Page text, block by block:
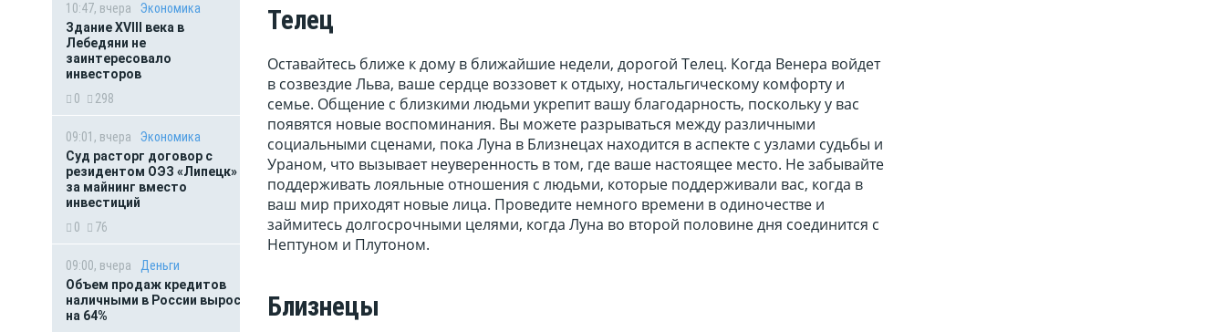
10:47, вчера
Экономика
Здание XVIII века в
Лебедяни не
заинтересовало
инвесторов
0
298
09:01, вчера
Экономика
Суд расторг договор с
резидентом ОЭЗ «Липецк»
за майнинг вместо
инвестиций
0
76
09:00, вчера
Деньги
Объем продаж кредитов
наличными в России вырос
на 64%
Телец
Оставайтесь ближе к дому в ближайшие недели, дорогой Телец. Когда Венера войдет
в созвездие Льва, ваше сердце воззовет к отдыху, ностальгическому комфорту и
семье. Общение с близкими людьми укрепит вашу благодарность, поскольку у вас
появятся новые воспоминания. Вы можете разрываться между различными
социальными сценами, пока Луна в Близнецах находится в аспекте с узлами судьбы и
Ураном, что вызывает неуверенность в том, где ваше настоящее место. Не забывайте
поддерживать лояльные отношения с людьми, которые поддерживали вас, когда в
ваш мир приходят новые лица. Проведите немного времени в одиночестве и
займитесь долгосрочными целями, когда Луна во второй половине дня соединится с
Нептуном и Плутоном.
Близнецы